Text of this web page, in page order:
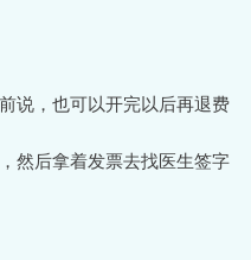
说，也可以开完以后再退费
然后拿着发票去找医生签字